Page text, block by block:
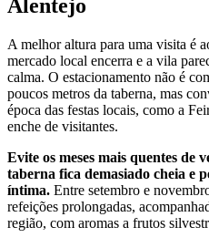
Alentejo
A melhor altura para uma visita é
mercado local encerra e a vila
calma. O estacionamento não é
poucos metros da taberna, mas
época das festas locais, como a
enche de visitantes.
Evite os meses mais quentes de
taberna fica demasiado cheia e
íntima. Entre setembro e
refeições prolongadas,
região, com aromas a frutos